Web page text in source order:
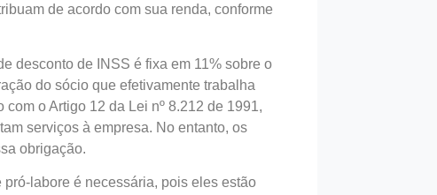
de acordo com sua renda, conforme
desconto de INSS é fixa em 11% sobre o
do sócio que efetivamente trabalha
o Artigo 12 da Lei nº 8.212 de 1991,
serviços à empresa. No entanto, os
obrigação.
labore é necessária, pois eles estão